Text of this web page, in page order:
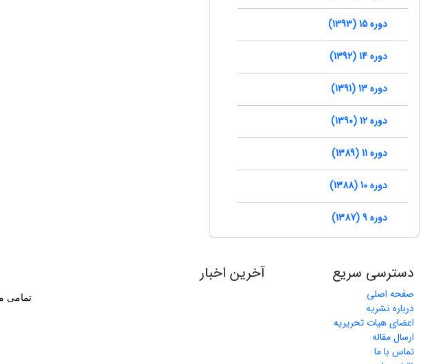
دوره 15 (1393)
دوره 14 (1392)
دوره 13 (1391)
دوره 12 (1390)
دوره 11 (1389)
دوره 10 (1388)
دوره 9 (1387)
دسترسی سریع
صفحه اصلی
درباره نشریه
اعضای هیات تحریریه
ارسال مقاله
تماس با ما
آخرین اخبار